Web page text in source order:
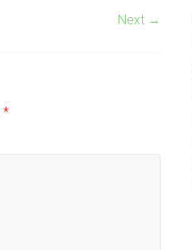
Next →
*